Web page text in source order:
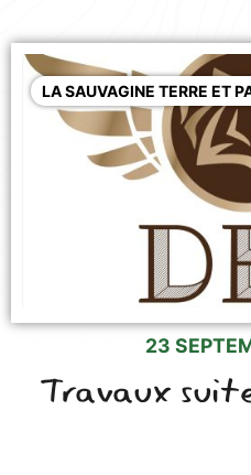
LA SAUVAGINE TERRE ET
23
Travaux